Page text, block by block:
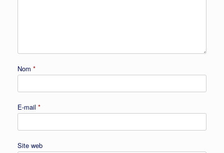
Nom *
E-mail *
Site web